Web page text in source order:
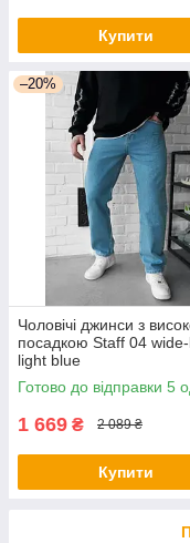
Купити
–20%
Чоловічі джинси з
посадкою Staff 04
light blue
Готово до відправки 5
1 669 ₴ 2 089 ₴
Купити